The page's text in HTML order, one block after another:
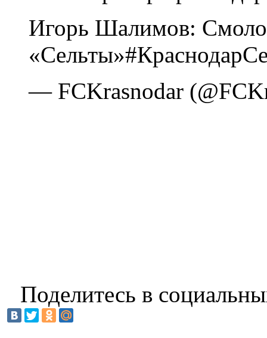
Игорь Шалимов:
— FCKrasnodar
Поделитесь в